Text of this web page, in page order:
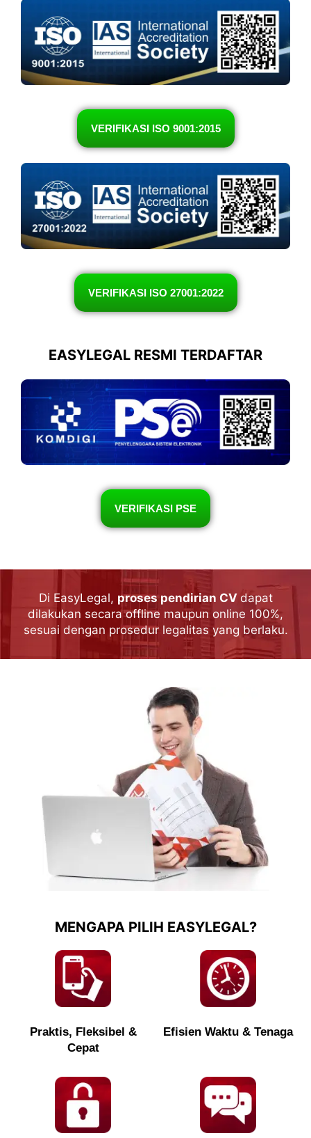
VERIFIKASI ISO 9001:2015
VERIFIKASI ISO 27001:2022
EASYLEGAL RESMI TERDAFTAR
VERIFIKASI PSE
Di EasyLegal, proses pendirian CV dapat
dilakukan secara offline maupun online 100%,
sesuai dengan prosedur legalitas yang berlaku.
MENGAPA PILIH EASYLEGAL?
Praktis, Fleksibel &
Cepat
Efisien Waktu & Tenaga